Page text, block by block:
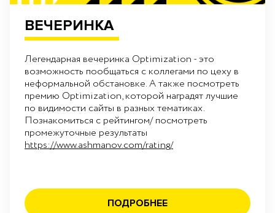
ВЕЧЕРИНКА
Легендарная вечеринка Optimization - это
возможность пообщаться с коллегами по цеху в
неформальной обстановке. А также посмотреть
премию Optimization, которой наградят лучшие
по видимости сайты в разных тематиках.
Познакомиться с рейтингом/ посмотреть
промежуточные результаты
https://www.ashmanov.com/rating/
ПОДРОБНЕЕ